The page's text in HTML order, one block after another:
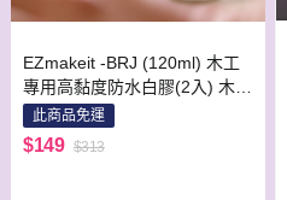
EZmakeit -BRJ (120ml) 木工
專用高黏度防水白膠(2入) 木工
專用 高黏度 防水 白膠 勞作 無
異味 木工 木材 包裝 紙張 勞作
黏合 接著
此商品免運
$149 $313